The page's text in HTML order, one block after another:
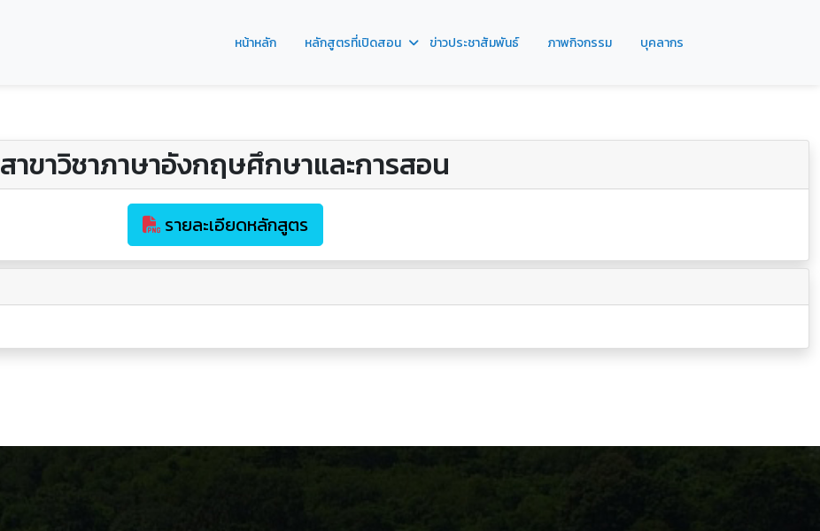
หน้าหลัก หลักสูตรที่เปิดสอน ข่าวประชาสัมพันธ์ ภาพกิจกรรม บุคลากร
สาขาวิชาภาษาอังกฤษศึกษาและการสอน
รายละเอียดหลักสูตร